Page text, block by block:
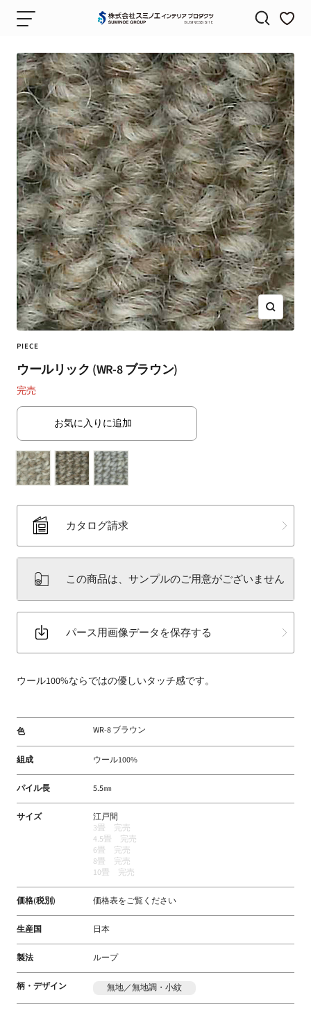
ナ
ゲ
ー
シ
ョ
ン
株
会
社
ス
ミ
ノ
エ
イ
ン
テ
リ
ア
プ
ロ
ダ
ク
ツ
（SUMINOE
Interior
Co.,
business
カ
ー
テ
ン・
カ
ー
ト・
ラ
床
材
ど
う
フ
ブ
リ
ッ
ク
メ
ー
カ
ー
ズ
ー
PIECE
ウールリック (WR-8 ブラウン)
完売
カタログ請求
この商品は、サンプルのご用意がございません
パース用画像データを保存する
ウール100%ならではの優しいタッチ感です。
色 WR-8 ブラウン
組成 ウール100%
パイル長 5.5㎜
サイズ
江戸間
3畳 完売
4.5畳 完売
6畳 完売
8畳 完売
10畳 完売
価格(税別) 価格表をご覧ください
生産国 日本
製法 ループ
柄・デザイン 無地／無地調・小紋
お気に入りに追加